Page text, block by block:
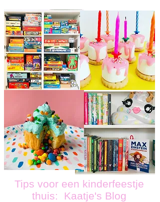
Tips voor een kinderfeestje
thuis: Kaatje's Blog